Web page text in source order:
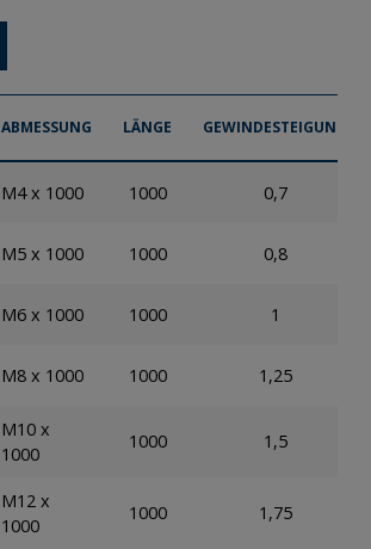
ABMESSUNG LÄNGE GEWINDESTEIGUNG
M4 x 1000 1000 0,7
M5 x 1000 1000 0,8
M6 x 1000 1000 1
M8 x 1000 1000 1,25
M10 x
1000
1000 1,5
M12 x
1000
1000 1,75